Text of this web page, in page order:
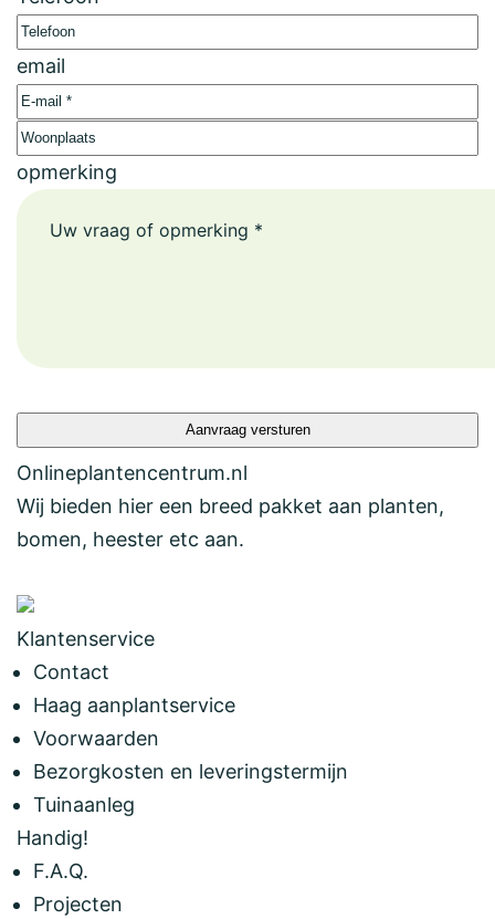
email
Woonplaats
opmerking
Onlineplantencentrum.nl
Wij bieden hier een breed pakket aan planten,
bomen, heester etc aan.
Klantenservice
Contact
Haag aanplantservice
Voorwaarden
Bezorgkosten en leveringstermijn
Tuinaanleg
Handig!
F.A.Q.
Projecten